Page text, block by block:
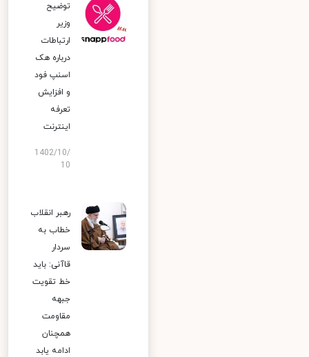
توضیح
وزیر
ارتباطات
درباره هک
اسنپ‌ فود
و افزایش
تعرفه
اینترنت
1402/10/
10
رهبر انقلاب
خطاب به
سردار
قاآنی: باید
خط تقویت
جبهه
مقاومت
همچنان
ادامه یابد